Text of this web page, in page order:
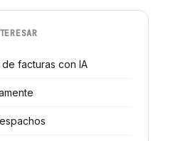
facturas con IA